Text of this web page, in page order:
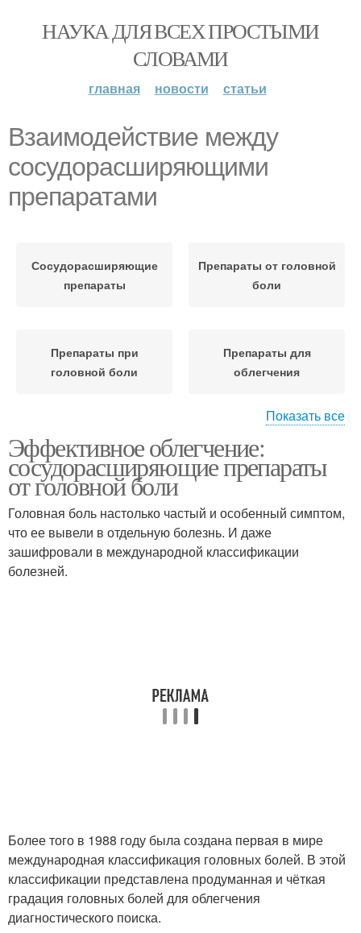
НАУКА ДЛЯ ВСЕХ ПРОСТЫМИ
СЛОВАМИ
главная новости статьи
Взаимодействие между
сосудорасширяющими
препаратами
Сосудорасширяющие
препараты
Препараты от головной
боли
Препараты при
головной боли
Препараты для
облегчения
Препараты при мигрени Препарат для лечения
Препараты при наличии
Показать все
Эффективное облегчение:
сосудорасширяющие препараты
от головной боли
Головная боль настолько частый и особенный симптом,
что ее вывели в отдельную болезнь. И даже
зашифровали в международной классификации
болезней.
Более того в 1988 году была создана первая в мире
международная классификация головных болей. В этой
классификации представлена продуманная и чёткая
градация головных болей для облегчения
диагностического поиска.